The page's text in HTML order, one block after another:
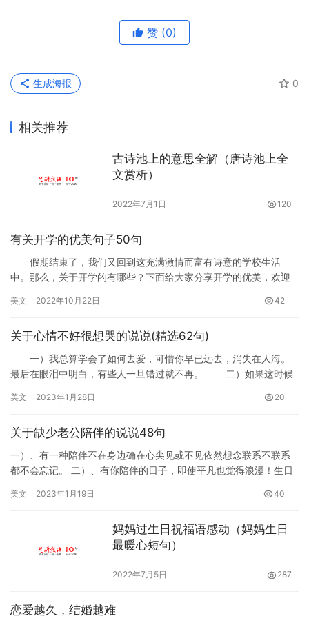
赞 (0)
0
生成海报
相关推荐
古诗池上的意思全解（唐诗池上全
文赏析）
2022年7月1日 120
有关开学的优美句子50句
假期结束了，我们又回到这充满激情而富有诗意的学校生活
中。那么，关于开学的有哪些？下面给大家分享开学的优美，欢迎
幸福…
美文 2022年10月22日 42
关于心情不好很想哭的说说(精选62句)
一）我总算学会了如何去爱，可惜你早已远去，消失在人海。
最后在眼泪中明白，有些人一旦错过就不再。 二）如果这时候
一下…
美文 2023年1月28日 20
关于缺少老公陪伴的说说48句
一）、有一种陪伴不在身边确在心尖见或不见依然想念联系不联系
都不会忘记。 二）、有你陪伴的日子，即使平凡也觉得浪漫！生日
了，…
美文 2023年1月19日 40
妈妈过生日祝福语感动（妈妈生日
最暖心短句）
2022年7月5日 287
恋爱越久，结婚越难